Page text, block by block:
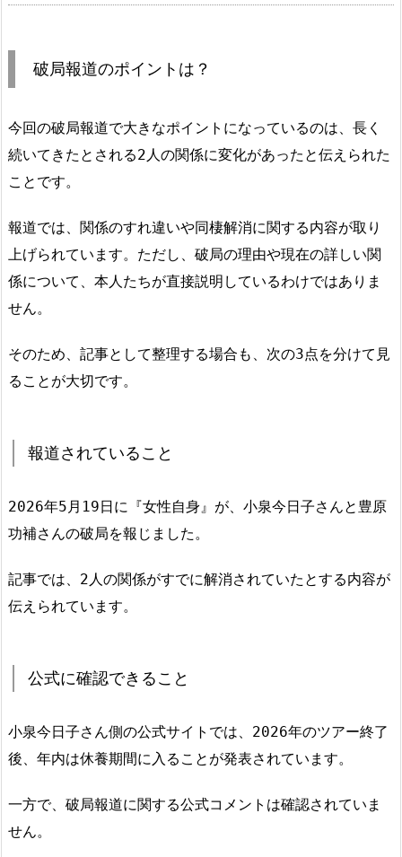
破局報道のポイントは？
今回の破局報道で大きなポイントになっているのは、長く
続いてきたとされる2人の関係に変化があったと伝えられた
ことです。
報道では、関係のすれ違いや同棲解消に関する内容が取り
上げられています。ただし、破局の理由や現在の詳しい関
係について、本人たちが直接説明しているわけではありま
せん。
そのため、記事として整理する場合も、次の3点を分けて見
ることが大切です。
報道されていること
2026年5月19日に『女性自身』が、小泉今日子さんと豊原
功補さんの破局を報じました。
記事では、2人の関係がすでに解消されていたとする内容が
伝えられています。
公式に確認できること
小泉今日子さん側の公式サイトでは、2026年のツアー終了
後、年内は休養期間に入ることが発表されています。
一方で、破局報道に関する公式コメントは確認されていま
せん。